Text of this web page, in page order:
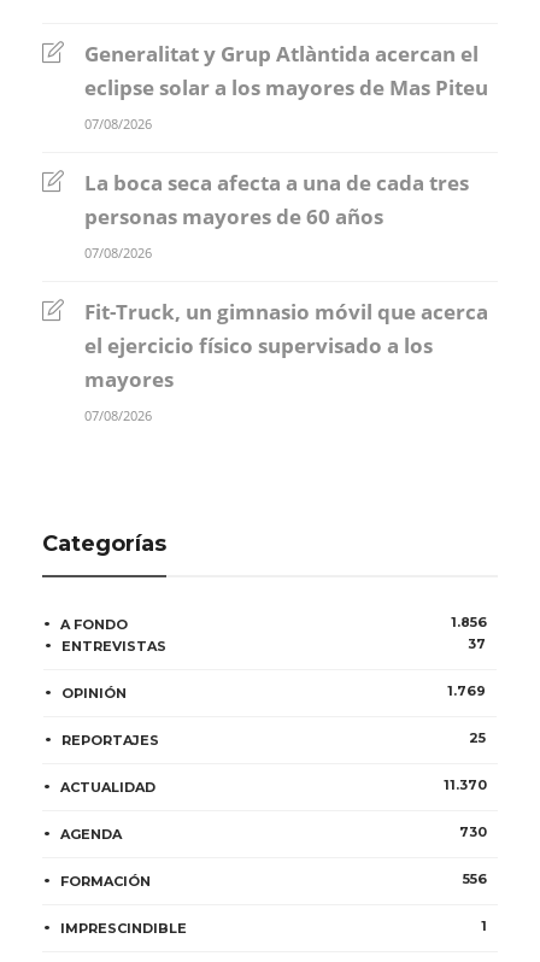
Generalitat y Grup Atlàntida acercan el
eclipse solar a los mayores de Mas Piteu
07/08/2026
La boca seca afecta a una de cada tres
personas mayores de 60 años
07/08/2026
Fit-Truck, un gimnasio móvil que acerca
el ejercicio físico supervisado a los
mayores
07/08/2026
Categorías
A FONDO
1.856
ENTREVISTAS
37
OPINIÓN 1.769
REPORTAJES 25
ACTUALIDAD 11.370
AGENDA 730
FORMACIÓN 556
IMPRESCINDIBLE 1